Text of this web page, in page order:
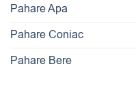
Pahare Apa
Pahare Coniac
Pahare Bere